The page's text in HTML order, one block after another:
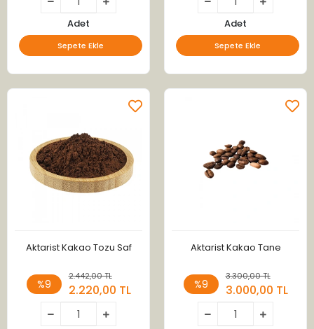
Adet
Sepete Ekle
Adet
Sepete Ekle
Aktarist Kakao Tozu Saf
%9
2.442,00 TL
2.220,00 TL
Aktarist Kakao Tane
%9
3.300,00 TL
3.000,00 TL